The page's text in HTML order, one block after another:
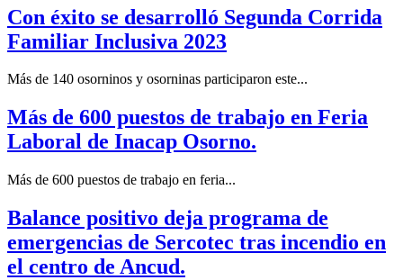
Con éxito se desarrolló Segunda Corrida
Familiar Inclusiva 2023
Más de 140 osorninos y osorninas participaron este...
Más de 600 puestos de trabajo en Feria
Laboral de Inacap Osorno.
Más de 600 puestos de trabajo en feria...
Balance positivo deja programa de
emergencias de Sercotec tras incendio en
el centro de Ancud.